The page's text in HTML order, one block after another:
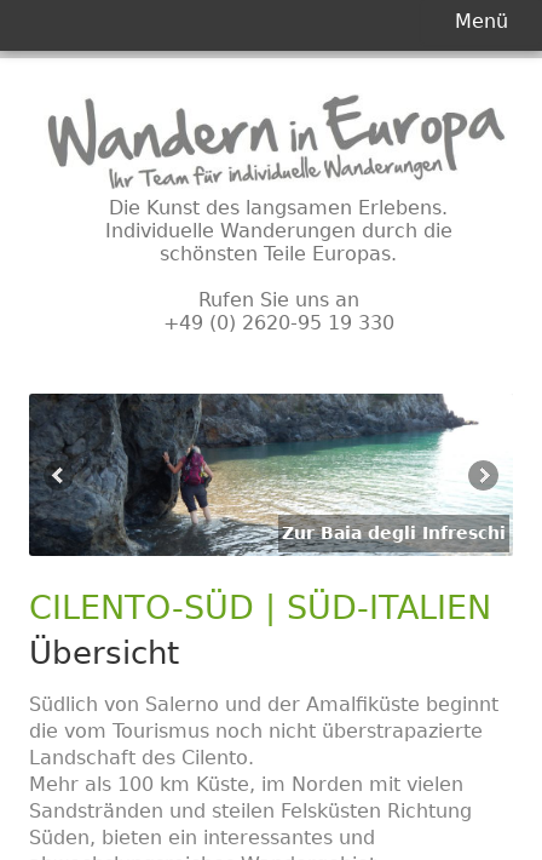
Inhalt
Die Kunst des langsamen Erlebens.
Individuelle Wanderungen durch die
schönsten Teile Europas.
Rufen Sie uns an
+49 (0) 2620-95 19 330
Menü
Zur Baia degli Infreschi
CILENTO-SÜD | SÜD-ITALIEN
Übersicht
Südlich von Salerno und der Amalfiküste beginnt
die vom Tourismus noch nicht überstrapazierte
Landschaft des Cilento.
Mehr als 100 km Küste, im Norden mit vielen
Sandstränden und steilen Felsküsten Richtung
Süden, bieten ein interessantes und